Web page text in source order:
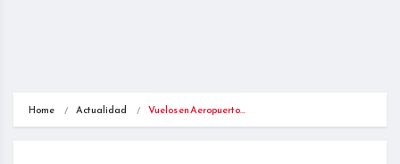
Home Actualidad Vuelos en Aeropuerto…